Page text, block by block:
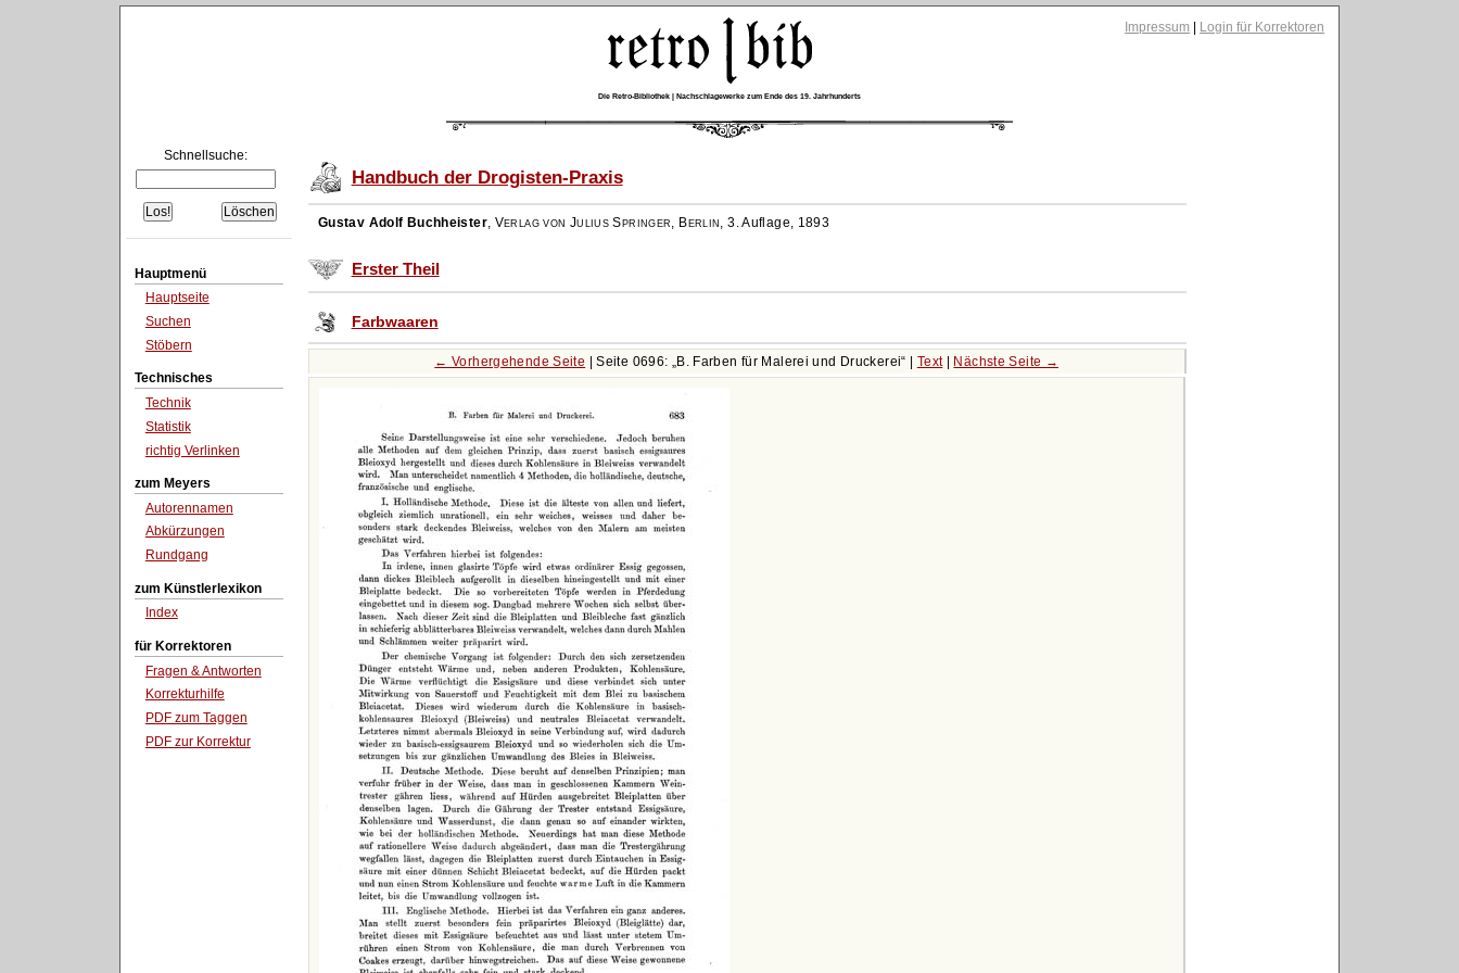
Impressum Login für Korrektoren
Die Retro-Bibliothek | Nachschlagewerke zum Ende des 19. Jahrhunderts
Schnellsuche:
Hauptmenü
Hauptseite
Suchen
Stöbern
Technisches
Technik
Statistik
richtig Verlinken
zum Meyers
Autorennamen
Abkürzungen
Rundgang
zum Künstlerlexikon
Index
für Korrektoren
Fragen & Antworten
Korrekturhilfe
PDF zum Taggen
PDF zur Korrektur
Handbuch der Drogisten-Praxis
Gustav Adolf Buchheister, Verlag von Julius Springer, Berlin,3. Auflage, 1893
Erster Theil
Farbwaaren
← Vorhergehende Seite | Seite 0696: B. Farben für Malerei und Druckerei | Text| Nächste Seite →